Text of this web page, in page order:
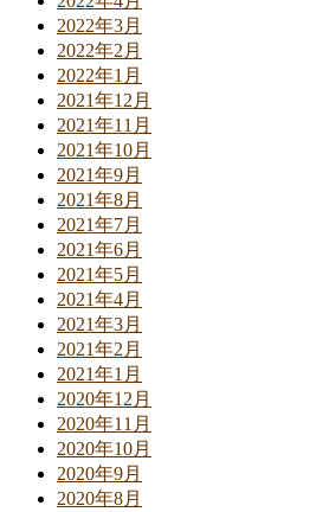
2022年3月
2022年2月
2022年1月
2021年12月
2021年11月
2021年10月
2021年9月
2021年8月
2021年7月
2021年6月
2021年5月
2021年4月
2021年3月
2021年2月
2021年1月
2020年12月
2020年11月
2020年10月
2020年9月
2020年8月